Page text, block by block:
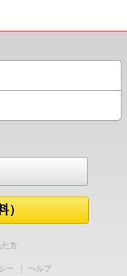
）
た方
ー ｜
ヘルプ